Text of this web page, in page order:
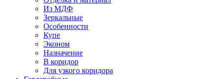
Из МДФ
Зеркальные
Особенности
Купе
Эконом
Назначение
В коридор
Для узкого коридора